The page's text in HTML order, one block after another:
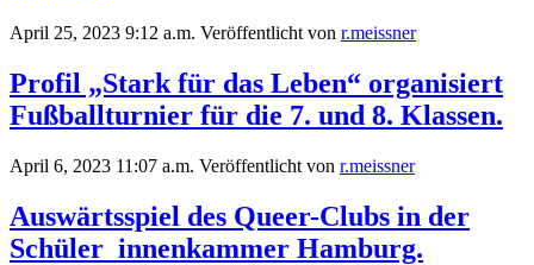
April 25, 2023 9:12 a.m. Veröffentlicht von r.meissner
Profil „Stark für das Leben“ organisiert
Fußballturnier für die 7. und 8. Klassen.
April 6, 2023 11:07 a.m. Veröffentlicht von r.meissner
Auswärtsspiel des Queer-Clubs in der
Schüler_innenkammer Hamburg.